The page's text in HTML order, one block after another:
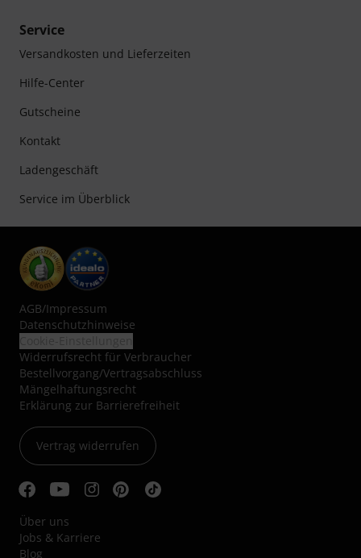
Service
Versandkosten und Lieferzeiten
Hilfe-Center
Gutscheine
Kontakt
Ladengeschäft
Service im Überblick
AGB/Impressum
Datenschutzhinweise
Widerrufsrecht für Verbraucher
Bestellvorgang/Vertragsabschluss
Mängelhaftungsrecht
Erklärung zur Barrierefreiheit
Vertrag widerrufen
Über uns
Jobs & Karriere
Blog